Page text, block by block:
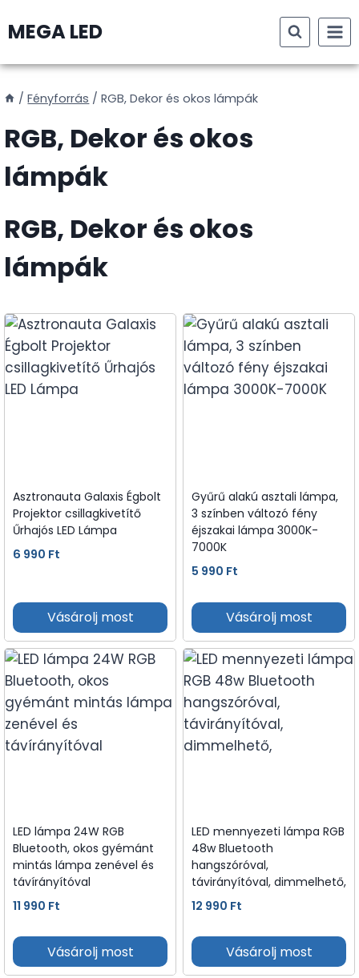
toMEGA LED
/ Fényforrás / RGB, Dekor és okos lámpák
RGB, Dekor és okos
lámpák
RGB, Dekor és okos
lámpák
Asztronauta Galaxis Égbolt
Projektor csillagkivetítő
Űrhajós LED Lámpa
6 990 Ft
Vásárolj most
Gyűrű alakú asztali lámpa,
3 színben változó fény
éjszakai lámpa 3000K-
7000K
5 990 Ft
Vásárolj most
LED lámpa 24W RGB
Bluetooth, okos gyémánt
mintás lámpa zenével és
távírányítóval
11 990 Ft
Vásárolj most
LED mennyezeti lámpa RGB
48w Bluetooth
hangszóróval,
távirányítóval, dimmelhető,
12 990 Ft
Vásárolj most